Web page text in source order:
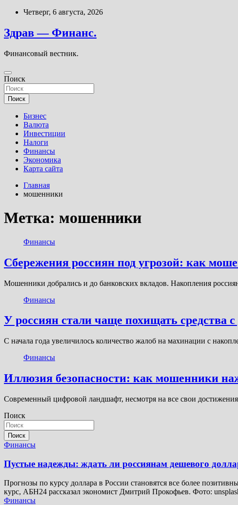
Перейти
содержимому
Четверг, 6 августа, 2026
Здрав — Финанс.
Финансовый вестник.
Поиск
Поиск
Бизнес
Валюта
Инвестиции
Налоги
Финансы
Экономика
Карта сайта
Главная
мошенники
Метка: мошенники
Финансы
Сбережения россиян под угрозой: как
Мошенники добрались и до банковских вкладов. Накопления
Финансы
У россиян стали чаще похищать средства с
С начала года увеличилось количество жалоб на махинации с
Финансы
Иллюзия безопасности: как мошенники
Современный цифровой ландшафт, несмотря на все свои
Поиск
Поиск
Финансы
Пустые надежды: ждать ли россиянам дешевого
Прогнозы по курсу доллара в России становятся все более
курс, АБН24 рассказал экономист Дмитрий Прокофьев. Фото:
Финансы